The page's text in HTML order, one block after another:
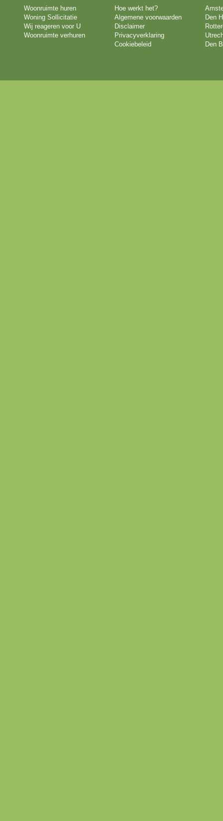
Woonruimte huren
Woning Sollicitatie
Wij reageren voor U
Woonruimte verhuren
Hoe werkt het?
Algemene voorwaarden
Disclaimer
Privacyverklaring
Cookiebeleid
Den
Den